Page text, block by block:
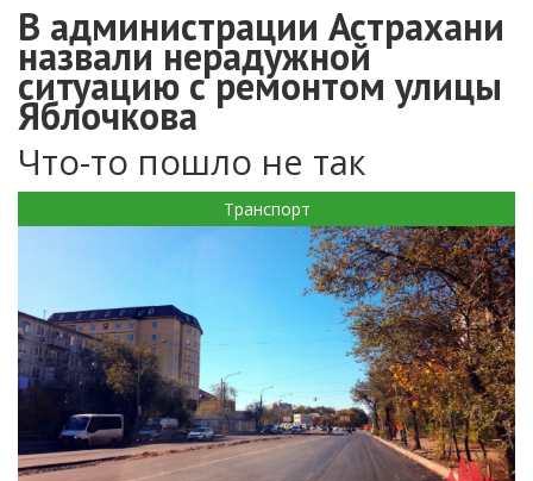
В администрации Астрахани
назвали нерадужной
ситуацию с ремонтом улицы
Яблочкова
Что-то пошло не так
Транспорт